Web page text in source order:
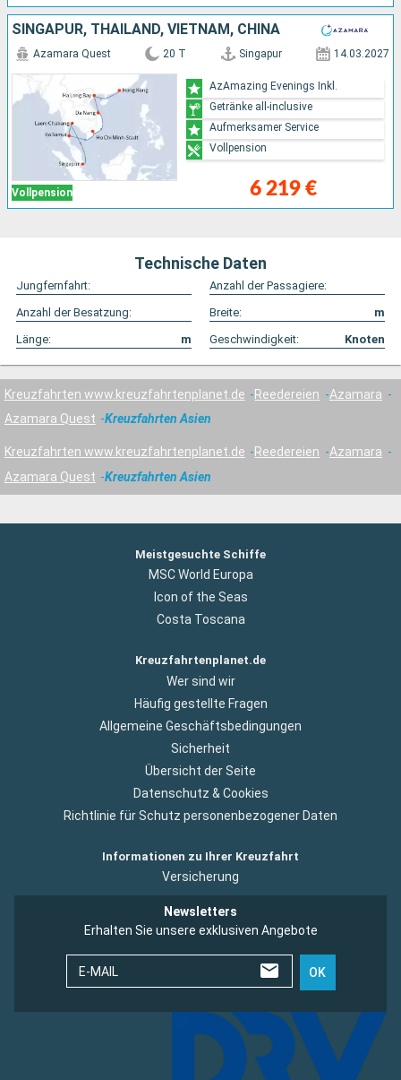
SINGAPUR, THAILAND, VIETNAM, CHINA
Vollpension
Azamara Quest 20 T Singapur 14.03.2027
6 219 €
AzAmazing Evenings Inkl.
Getränke all-inclusive
Aufmerksamer Service
Vollpension
Technische Daten
Jungfernfahrt:
Anzahl der Passagiere:
Anzahl der Besatzung:
Breite:
m
Länge:
m Geschwindigkeit: Knoten
Kreuzfahrten www.kreuzfahrtenplanet.de Reedereien
Azamara
Azamara Quest
Kreuzfahrten Asien
Kreuzfahrten www.kreuzfahrtenplanet.de Reedereien
Azamara
Azamara Quest
Kreuzfahrten Asien
Meistgesuchte Schiffe
MSC World Europa
Icon of the Seas
Costa Toscana
Kreuzfahrtenplanet.de
Wer sind wir
Häufig gestellte Fragen
Allgemeine Geschäftsbedingungen
Sicherheit
Übersicht der Seite
Datenschutz & Cookies
Richtlinie für Schutz personenbezogener Daten
Informationen zu Ihrer Kreuzfahrt
Versicherung
Newsletters
Erhalten Sie unsere exklusiven Angebote
E-MAIL OK